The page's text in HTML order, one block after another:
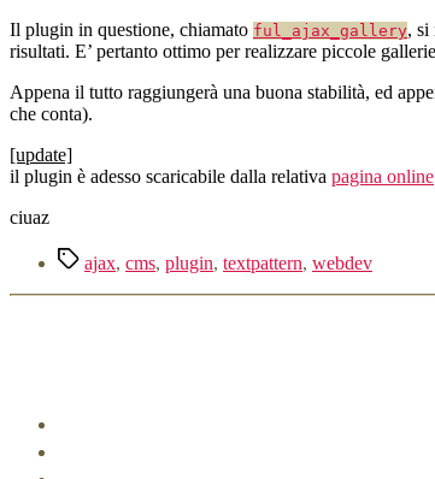
Il plugin in questione, chiamato ful_ajax_gallery, si
risultati. E’ pertanto ottimo per realizzare piccole
Appena il tutto raggiungerà una buona stabilità, ed
che conta).
[update]
il plugin è adesso scaricabile dalla relativa pagina online
ciuaz
Tag ajax, cms, plugin, textpattern, webdev